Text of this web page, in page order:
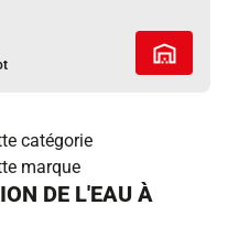
Tous les
catégorie
marque
DE L'EAU À